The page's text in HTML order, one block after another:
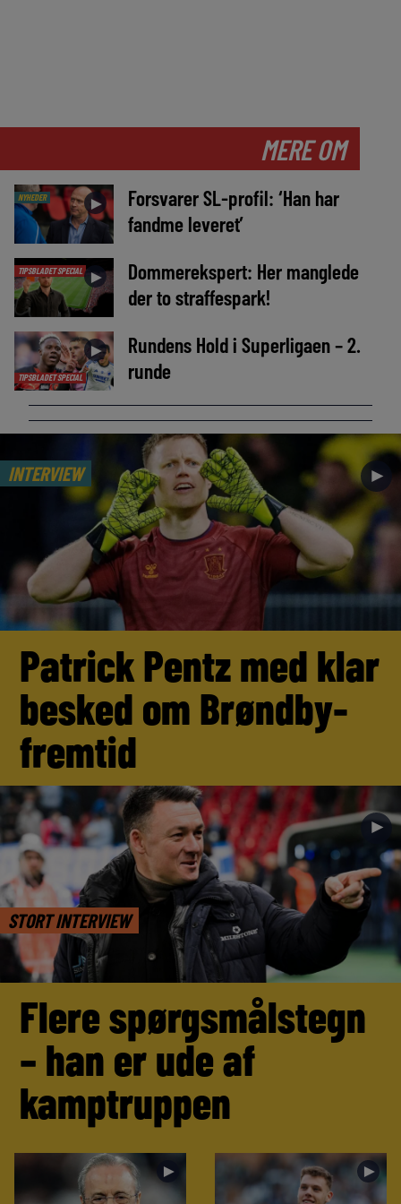
MERE OM
NYHEDER ►
Forsvarer SL-profil: ‘Han har
fandme leveret’
TIPSBLADET SPECIAL ►
Dommerekspert: Her manglede
der to straffespark!
TIPSBLADET SPECIAL
►
Rundens Hold i Superligaen – 2.
runde
INTERVIEW ►
Patrick Pentz med klar
besked om Brøndby-
fremtid
STORT INTERVIEW
►
Flere spørgsmålstegn
– han er ude af
kamptruppen
► ►